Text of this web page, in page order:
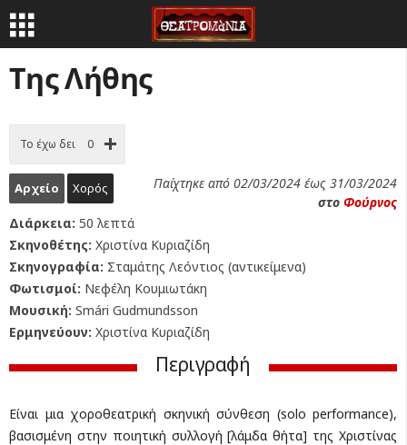
Της Λήθης
Το έχω δει 0
Αρχείο Χορός
Παίχτηκε από 02/03/2024 έως 31/03/2024
στο Φούρνος
Διάρκεια: 50 λεπτά
Σκηνοθέτης: Χριστίνα Κυριαζίδη
Σκηνογραφία: Σταμάτης Λεόντιος (αντικείμενα)
Φωτισμοί: Νεφέλη Κουμιωτάκη
Μουσική: Smári Gudmundsson
Ερμηνεύουν: Χριστίνα Κυριαζίδη
Περιγραφή
Είναι μια χοροθεατρική σκηνική σύνθεση (solo performance),
βασισμένη στην ποιητική συλλογή [λάμδα θήτα] της Χριστίνας